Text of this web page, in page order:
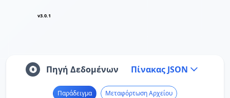
v3.0.1
Πηγή Δεδομένων Πίνακας JSON
Παράδειγμα
Μεταφόρτωση Αρχείου